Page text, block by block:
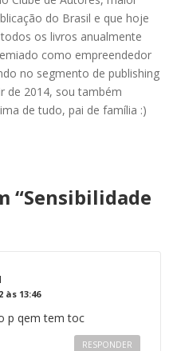
do Brasil e que hoje
os livros anualmente
como empreendedor
no segmento de publishing
de 2014, sou também
de tudo, pai de família :)
“Sensibilidade
às 13:46
p qem tem toc
RESPONDER